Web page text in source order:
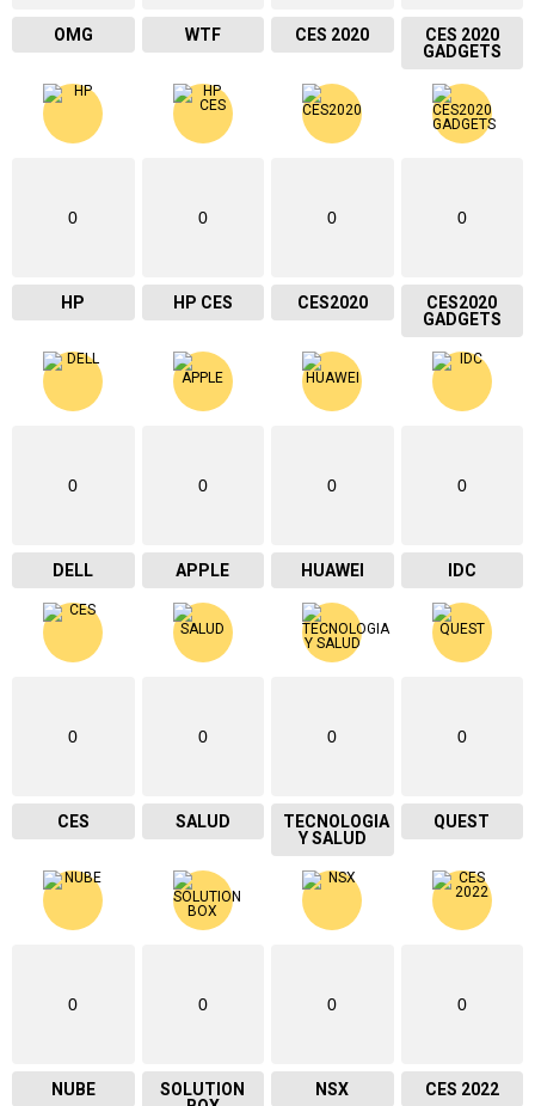
OMG WTF CES 2020
CES 2020
GADGETS
0
HP
0
HP CES
0
CES2020
0
CES2020
GADGETS
0
DELL
0
APPLE
0
HUAWEI
0
IDC
0
CES
0
SALUD
0
TECNOLOGIA
Y SALUD
0
QUEST
0
NUBE
0
SOLUTION
0
NSX
0
CES 2022